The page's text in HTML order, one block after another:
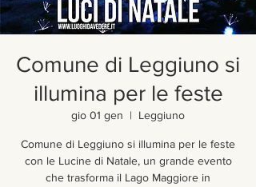
Comune di Leggiuno si
illumina per le feste
gio 01 gen
  |
Leggiuno
Comune di Leggiuno si illumina per le feste
con le Lucine di Natale, un grande evento
che trasforma il Lago Maggiore in